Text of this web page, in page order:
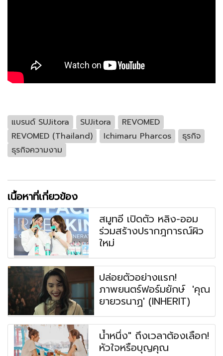
แบรนด์ SUJitora SUJitora
REVOMED
REVOMED (Thailand)
Ichimaru Pharcos
ธุรกิจ
ธุรกิจความงาม
เนื้อหาที่เกี่ยวข้อง
สมูทอี เปิดตัว หลิง-ออม
ร่วมสร้างปรากฎการณ์ผิว
ใหม่
ปล่อยตัวอย่างแรก!
ภาพยนตร์ฟอร์มยักษ์ 'คุณ
ยายวรนาฏ' (INHERIT)
น้ำหนึ่ง" ถึงเวลาต้องเลือก!
หัวใจหรือบุญคุณ